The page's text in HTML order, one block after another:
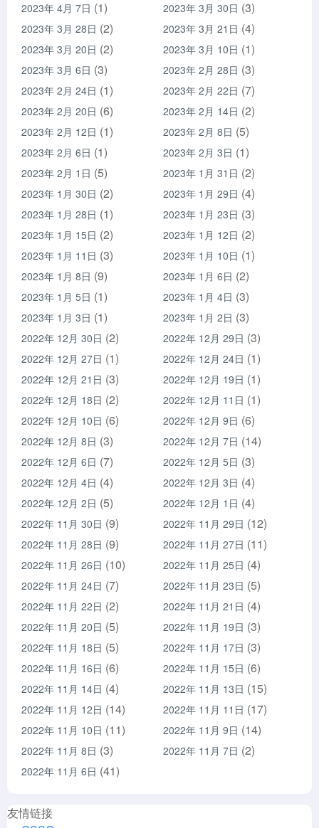
2023年 4月 7日 (1) 2023年 3月 30日 (3)
2023年 3月 28日 (2) 2023年 3月 21日 (4)
2023年 3月 20日 (2) 2023年 3月 10日 (1)
2023年 3月 6日 (3) 2023年 2月 28日 (3)
2023年 2月 24日 (1) 2023年 2月 22日 (7)
2023年 2月 20日 (6) 2023年 2月 14日 (2)
2023年 2月 12日 (1) 2023年 2月 8日 (5)
2023年 2月 6日 (1) 2023年 2月 3日 (1)
2023年 2月 1日 (5) 2023年 1月 31日 (2)
2023年 1月 30日 (2) 2023年 1月 29日 (4)
2023年 1月 28日 (1) 2023年 1月 23日 (3)
2023年 1月 15日 (2) 2023年 1月 12日 (2)
2023年 1月 11日 (3) 2023年 1月 10日 (1)
2023年 1月 8日 (9) 2023年 1月 6日 (2)
2023年 1月 5日 (1) 2023年 1月 4日 (3)
2023年 1月 3日 (1) 2023年 1月 2日 (3)
2022年 12月 30日 (2) 2022年 12月 29日 (3)
2022年 12月 27日 (1) 2022年 12月 24日 (1)
2022年 12月 21日 (3) 2022年 12月 19日 (1)
2022年 12月 18日 (2) 2022年 12月 11日 (1)
2022年 12月 10日 (6) 2022年 12月 9日 (6)
2022年 12月 8日 (3) 2022年 12月 7日 (14)
2022年 12月 6日 (7) 2022年 12月 5日 (3)
2022年 12月 4日 (4) 2022年 12月 3日 (4)
2022年 12月 2日 (5) 2022年 12月 1日 (4)
2022年 11月 30日 (9) 2022年 11月 29日 (12)
2022年 11月 28日 (9) 2022年 11月 27日 (11)
2022年 11月 26日 (10) 2022年 11月 25日 (4)
2022年 11月 24日 (7) 2022年 11月 23日 (5)
2022年 11月 22日 (2) 2022年 11月 21日 (4)
2022年 11月 20日 (5) 2022年 11月 19日 (3)
2022年 11月 18日 (5) 2022年 11月 17日 (3)
2022年 11月 16日 (6) 2022年 11月 15日 (6)
2022年 11月 14日 (4) 2022年 11月 13日 (15)
2022年 11月 12日 (14) 2022年 11月 11日 (17)
2022年 11月 10日 (11) 2022年 11月 9日 (14)
2022年 11月 8日 (3) 2022年 11月 7日 (2)
2022年 11月 6日 (41)
友情链接